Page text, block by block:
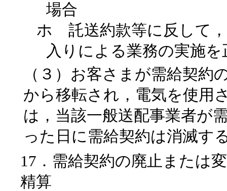
場合
ホ 託送約款等に反して
入りによる業務の実施
（３）お客さまが需給契
から移転され，電気を使用
は，当該一般送配事業者が
った日に需給契約は消滅す
17．需給契約の廃止または
精算